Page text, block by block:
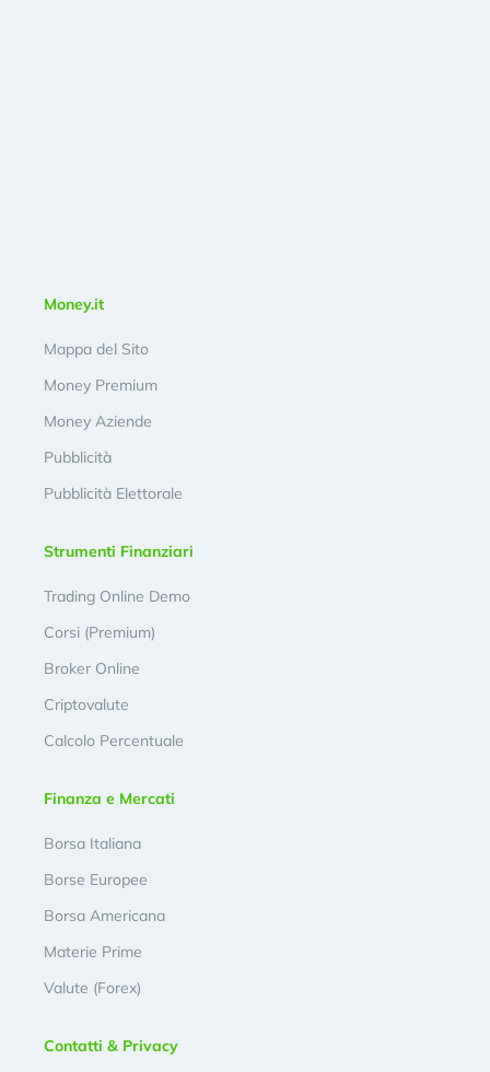
Money.it
Mappa del Sito
Money Premium
Money Aziende
Pubblicità
Pubblicità Elettorale
Strumenti Finanziari
Trading Online Demo
Corsi (Premium)
Broker Online
Criptovalute
Calcolo Percentuale
Finanza e Mercati
Borsa Italiana
Borse Europee
Borsa Americana
Materie Prime
Valute (Forex)
Contatti & Privacy